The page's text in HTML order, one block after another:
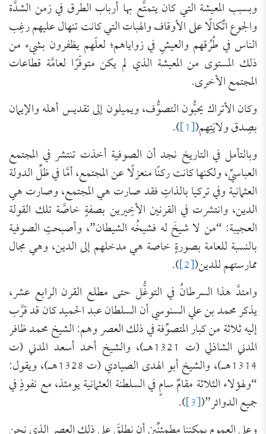
وبسبب المعيشة التي كان يتمتَّع بها أرباب الطرق في زمن الشدَّة
والجوع اتِّكالًا على الأوقاف والهبات التي كانت تنهال عليهم رغِب
الناس في طُرُقهم والعيشِ في زواياهم؛ لعلّهم يظفرون بشيء من
ذلك المستوى من المعيشة الذي لم يكن متوفّرًا لعامَّة قطاعات
المجتمع الأخرى.
وكان الأتراك يحبُّون التصوُّف، ويميلون إلى تقديس أهله والإيمان
بصِدق ولايَتِهم([1]
).
وبالتأمل في التاريخ نجد أن الصوفية أخذت تنتشر في المجتمع
العباسيِّ، ولكنها كانت ركنًا منعزلًا عن المجتمع، أمَّا في ظلِّ الدولة
العثمانية وفي تركيا بالذاتِ فقد صارت هي المجتمع، وصارت هي
الدين، وانتشرت في القرنين الأخِيرين بصفةٍ خاصَّة تلك القولة
العجيبة: “من لا شيخَ له فشيخُه الشيطان”، وأصبحتِ الصوفية
بالنسبة للعامة بصورةٍ خاصة هي مدخلهم إلى الدين، وهي مجال
ممارستهم للدين([2]
).
وامتدَّ هذا السرطانُ في التوغُّل حتى مطلع القرن الرابع عشر،
يذكر محمد بن علي السنوسي أن السلطان عبد الحميد كان قد قرَّب
إليه ثلاثة من كبار المتصوِّفة في ذلك العصر وهم: الشيخ محمد ظافر
المدني الشاذلي (ت 1321هـ)، والشيخ أحمد أسعد المدني (ت
1314هـ)، والشيخ أبو الهدى الصيادي (ت 1328هـ)، ويقول:
“ولهؤلاء الثلاثة مقامٌ سامٍ في السلطنة العثمانية يومئذ، مع نفوذٍ في
جميع الدوائر”([3]
).